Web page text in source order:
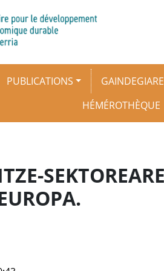
PUBLICATIONS
HÉMÉROTHÈQUE